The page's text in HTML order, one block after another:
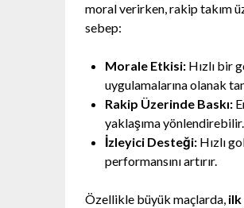
moral verirken, rakip takım
sebep:
Morale Etkisi: Hızlı bir
uygulamalarına olanak
Rakip Üzerinde Baskı:
yaklaşıma yönlendirebilir.
İzleyici Desteği: Hızlı
performansını artırır.
Özellikle büyük maçlarda, ilk